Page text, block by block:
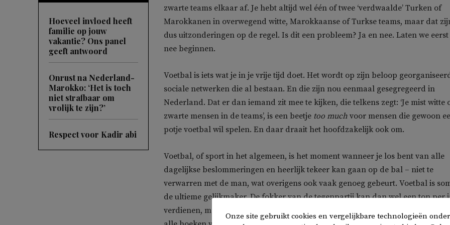
Hoeveel invloed heeft
familie op jouw
vakantie? Ons panel
geeft antwoord
Onrust na Nederland-
Marokko: ‘Het is toch
niet strafbaar om
vrolijk te zijn?’
Respect voor Kadir abi
zwarte teams elkaar af. Je hebt altijd wel één of twee ‘verdwaalde’ Turken of
Marokkanen in overwegend witte, Marokkaanse of Turkse teams, maar dat
dus uitzonderingen op de regel. Is dit een probleem? Ja en nee. Laten we
nee beginnen.
Voetbal is iets wat je in je vrije tijd doet. Het wordt op zijn beloop
sociale netwerken die al bestaan. En die zijn nou eenmaal gesegregeerd in
Nederland. Dat er dan iemand zit mee te kijken, die telkens zegt: ‘Je mist witte
zwarte mensen in de teams’, is een beetje too much voor mensen die gewoon
potje voetbal wil spelen. En daar draait het hoofdzakelijk ook om.
Voetbal, of sport in het algemeen, is het moment wanneer je los bent van alle
dagelijkse beslommeringen en heerlijk tekeer kan gaan op de bal – niet te
verwarren met de man, wat overigens ook vaak genoeg gebeurt. Voetbal is
de ultieme gelijkmaker. De fokker van de tegenpartij kan dan wel een ton per
verdienen, maar het doet de werkloze sloeber goed dat hij hem vierkant dolt en
Onze site gebruikt cookies en vergelijkbare technologieën onder